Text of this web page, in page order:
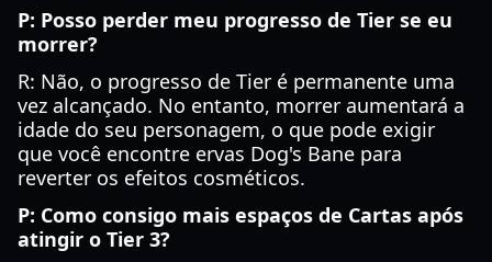
P: Posso perder meu progresso de Tier se eu
morrer?
R: Não, o progresso de Tier é permanente uma
vez alcançado. No entanto, morrer aumentará a
idade do seu personagem, o que pode exigir
que você encontre ervas Dog's Bane para
reverter os efeitos cosméticos.
P: Como consigo mais espaços de Cartas após
atingir o Tier 3?